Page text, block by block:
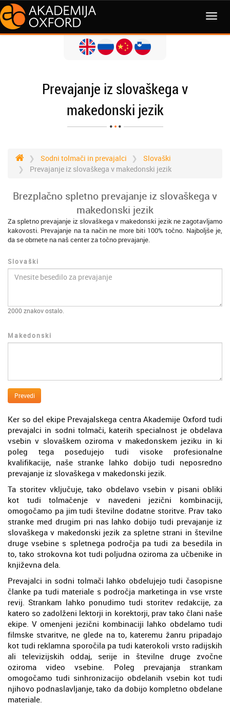
MENI
Prevajanje iz slovaškega v
makedonski jezik
Sodni tolmači in prevajalci
Slovaški
Prevajanje iz slovaškega v makedonski jezik
Brezplačno spletno prevajanje iz slovaškega v
makedonski jezik
Za spletno prevajanje iz slovaškega v makedonski jezik ne zagotavljamo
kakovosti. Prevajanje na ta način ne more biti 100% točno. Najboljše je,
da se obrnete na naš center za točno prevajanje.
Slovaški
2000 znakov ostalo.
Makedonski
Prevedi
Ker so del ekipe Prevajalskega centra Akademije Oxford tudi
prevajalci in sodni tolmači, katerih specialnost je obdelava
vsebin v slovaškem oziroma v makedonskem jeziku in ki
poleg tega posedujejo tudi visoke profesionalne
kvalifikacije, naše stranke lahko dobijo tudi neposredno
prevajanje iz slovaškega v makedonski jezik.
Ta storitev vključuje, tako obdelavo vsebin v pisani obliki
kot tudi tolmačenje v navedeni jezični kombinaciji,
omogočamo pa jim tudi številne dodatne storitve. Prav tako
stranke med drugim pri nas lahko dobijo tudi prevajanje iz
slovaškega v makedonski jezik za spletne strani in številne
druge vsebine s spletnega področja pa tudi za besedila in
to, tako strokovna kot tudi poljudna oziroma za učbenike in
književna dela.
Prevajalci in sodni tolmači lahko obdelujejo tudi časopisne
članke pa tudi materiale s področja marketinga in vse vrste
revij. Strankam lahko ponudimo tudi storitev redakcije, za
katero so zadolženi lektorji in korektorji, prav tako člani naše
ekipe. V omenjeni jezični kombinaciji lahko obdelamo tudi
filmske stvaritve, ne glede na to, kateremu žanru pripadajo
kot tudi reklamna sporočila pa tudi katerokoli vrsto radijskih
ali televizijskih oddaj, serije in številne druge zvočne
oziroma video vsebine. Poleg prevajanja strankam
omogočamo tudi sinhronizacijo obdelanih vsebin kot tudi
njihovo podnaslavljanje, tako da dobijo kompletno obdelane
materiale.